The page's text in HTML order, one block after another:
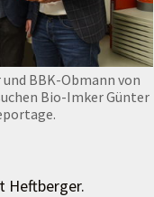
BBK-Obmann von
Bio-Imker Günter
Heftberger.